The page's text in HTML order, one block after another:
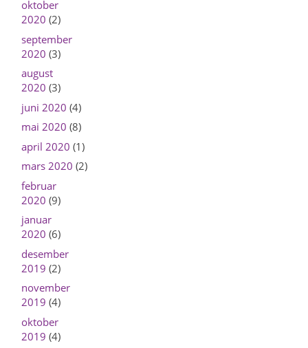
oktober
2020 (2)
september
2020 (3)
august
2020 (3)
juni 2020 (4)
mai 2020 (8)
april 2020 (1)
mars 2020 (2)
februar
2020 (9)
januar
2020 (6)
desember
2019 (2)
november
2019 (4)
oktober
2019 (4)